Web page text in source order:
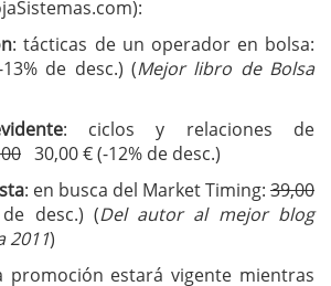
: tácticas de un operador en bolsa:
de desc.) (Mejor libro de Bolsa
: ciclos y relaciones de
30,00 € (-12% de desc.)
: en busca del Market Timing: 39,00
desc.) (Del autor al mejor blog
2011)
promoción estará vigente mientras